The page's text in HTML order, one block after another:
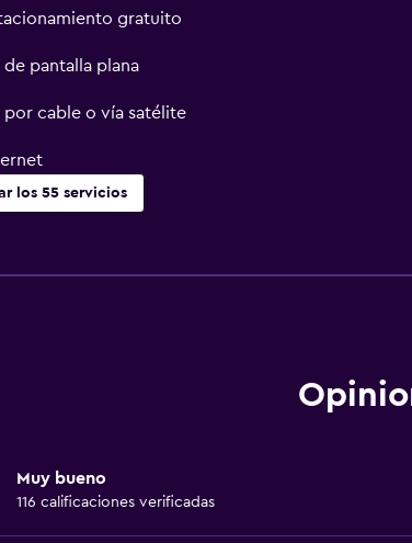
gratuito
de pantalla plana
por cable o vía satélite
los 55 servicios
de aseo gratis
Muy bueno
116 calificaciones verificadas